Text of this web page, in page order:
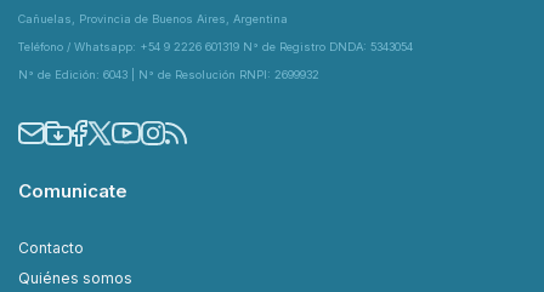
Cañuelas, Provincia de Buenos Aires, Argentina
Teléfono / Whatsapp: +54 9 2226 601319 N° de Registro DNDA: 5343054
N° de Edición: 6043 | N° de Resolución RNPI: 2699932
Comunicate
Contacto
Quiénes somos